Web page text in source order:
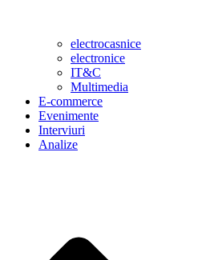
electrocasnice
electronice
IT&C
Multimedia
E-commerce
Evenimente
Interviuri
Analize